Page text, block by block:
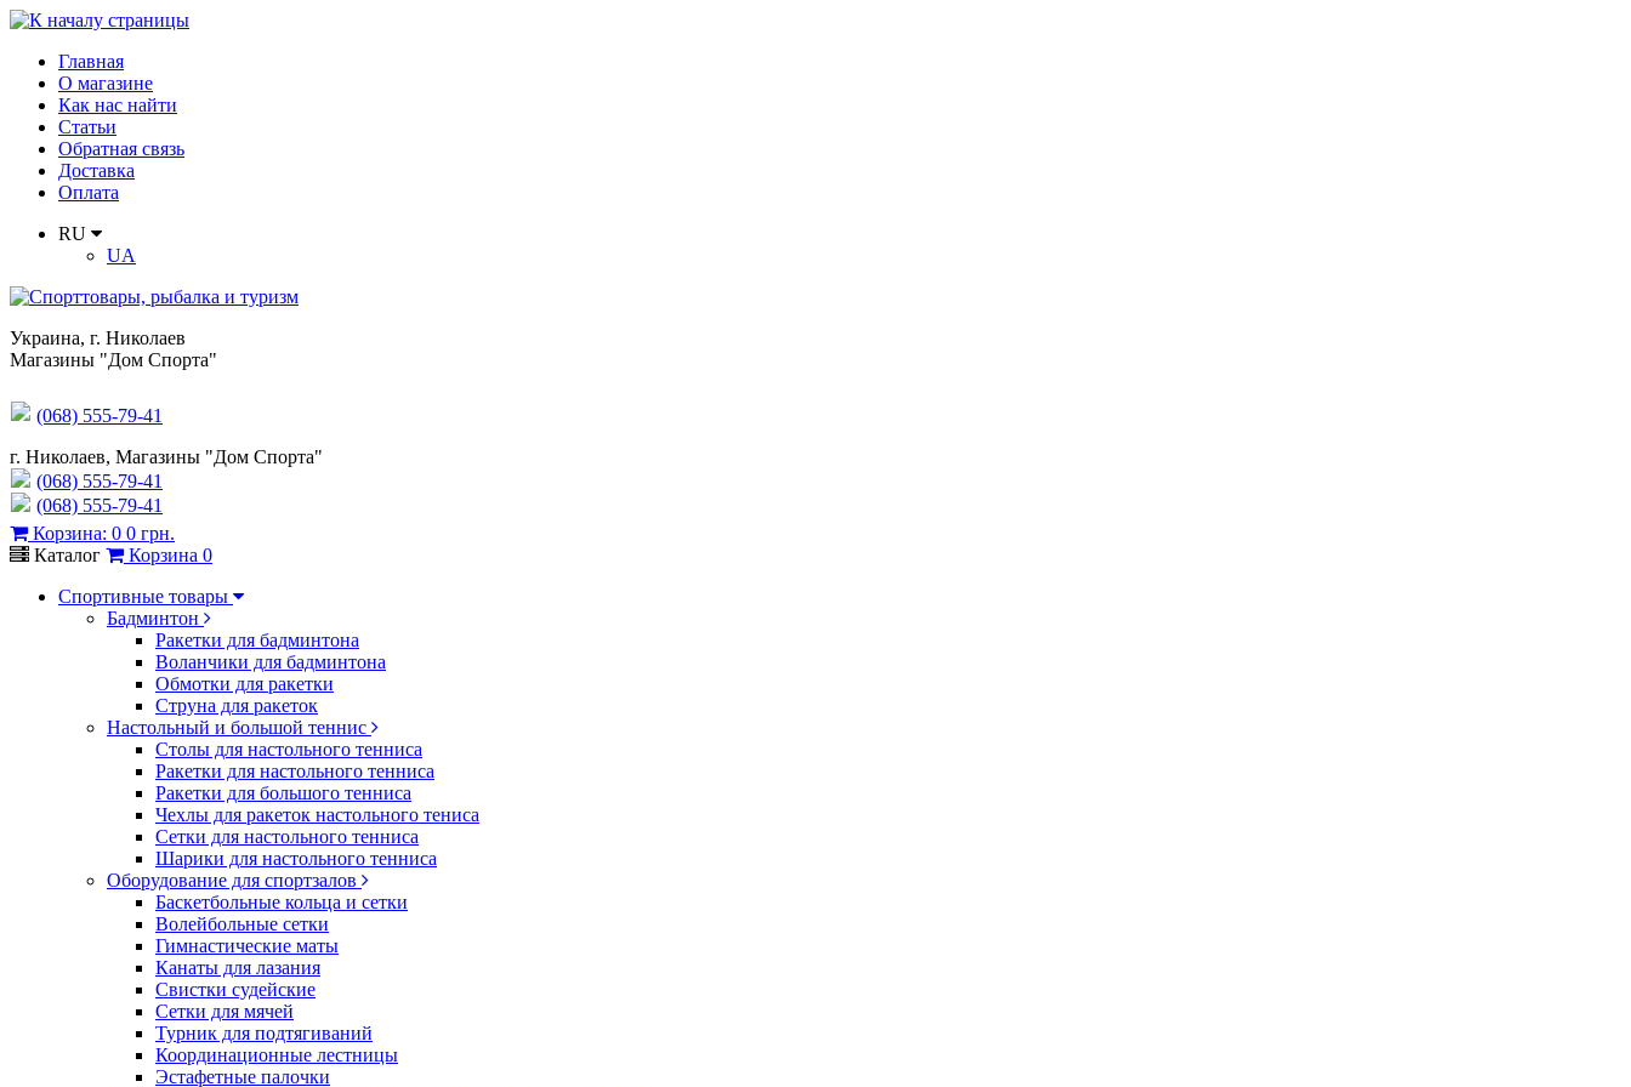
Главная
О магазине
Как нас найти
Статьи
Обратная связь
Доставка
Оплата
RU
UA
Украина, г. Николаев
Магазины "Дом Спорта"
(068) 555-79-41
г. Николаев, Магазины "Дом Спорта"
(068) 555-79-41
(068) 555-79-41
Корзина: 0 0 грн.
Каталог
Корзина 0
Спортивные товары
Бадминтон
Ракетки для бадминтона
Воланчики для бадминтона
Обмотки для ракетки
Струна для ракеток
Настольный и большой теннис
Столы для настольного тенниса
Ракетки для настольного тенниса
Ракетки для большого тенниса
Чехлы для ракеток настольного тениса
Сетки для настольного тенниса
Шарики для настольного тенниса
Оборудование для спортзалов
Баскетбольные кольца и сетки
Волейбольные сетки
Гимнастические маты
Канаты для лазания
Свистки судейские
Сетки для мячей
Турник для подтягиваний
Координационные лестницы
Эстафетные палочки